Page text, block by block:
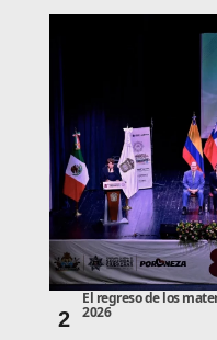
2
El regreso de los
2026